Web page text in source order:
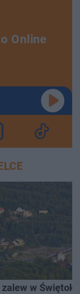
Online
w